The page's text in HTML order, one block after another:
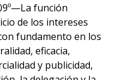
función
de los intereses
fundamento en los
eficacia,
y publicidad,